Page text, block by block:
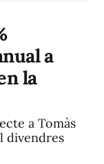
a
la
a Tomàs
divendres